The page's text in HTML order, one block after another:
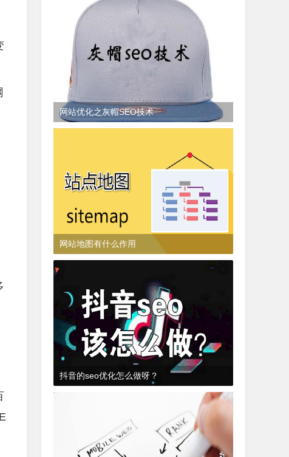
网站优化之灰帽SEO技术
网站地图有什么作用
抖音的seo优化怎么做呀？
SEO抖音